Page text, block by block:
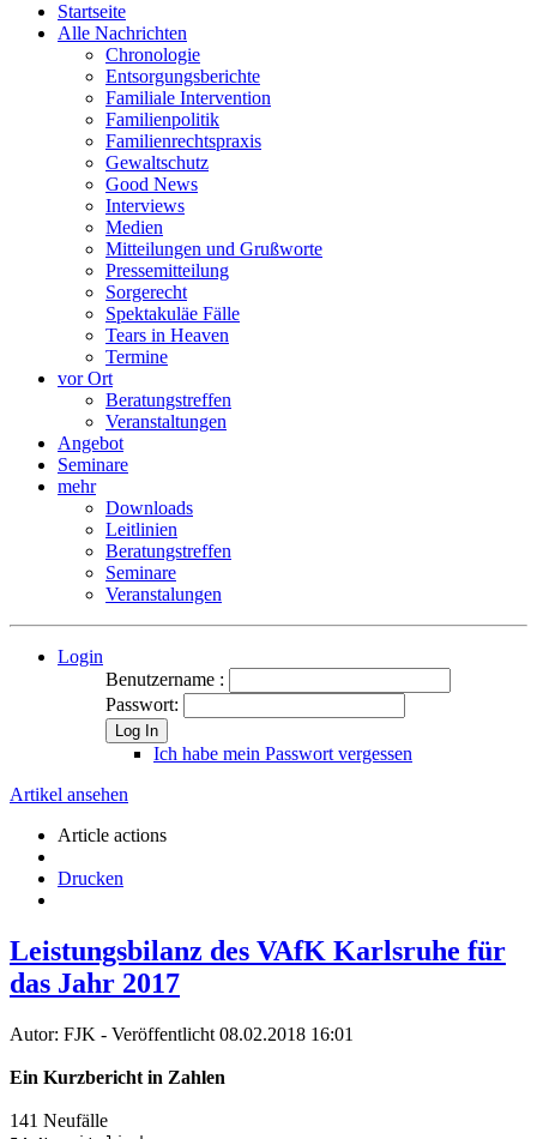
Startseite
Alle Nachrichten
Chronologie
Entsorgungsberichte
Familiale Intervention
Familienpolitik
Familienrechtspraxis
Gewaltschutz
Good News
Interviews
Medien
Mitteilungen und Grußworte
Pressemitteilung
Sorgerecht
Spektakuläe Fälle
Tears in Heaven
Termine
vor Ort
Beratungstreffen
Veranstaltungen
Angebot
Seminare
mehr
Downloads
Leitlinien
Beratungstreffen
Seminare
Veranstalungen
Login
Benutzername :
Passwort:
Log In
Ich habe mein Passwort vergessen
Artikel ansehen
Article actions
Drucken
Leistungsbilanz des VAfK Karlsruhe für
das Jahr 2017
Autor: FJK - Veröffentlicht 08.02.2018 16:01
Ein Kurzbericht in Zahlen
141 Neufälle